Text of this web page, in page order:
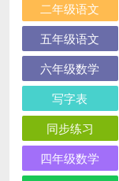
二年级语文
五年级语文
六年级数学
写字表
同步练习
四年级数学